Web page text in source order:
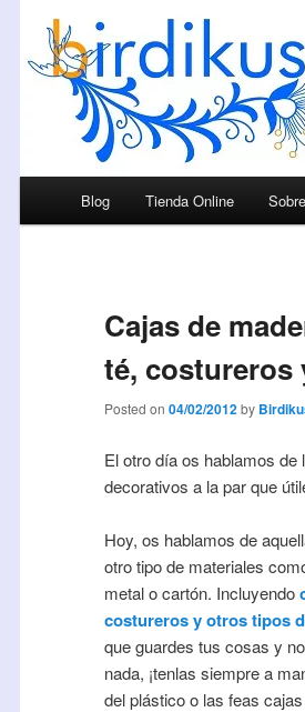
Ir al contenido principal
Ir al contenido secundario
Blog Tienda Online
Cajas de
té, costureros
Posted on 04/02/2012by
El otro día os hablamos de
decorativos a la par que
Hoy, os hablamos de
otro tipo de materiales
metal o cartón. Incluyendo
costureros y otros tipos
que guardes tus cosas y
nada, ¡tenlas siempre a
del plástico o las feas